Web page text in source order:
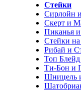
Стейки
Сирлойн
Скерт и
Пиканья
Стейки на
Рибай и
Топ
Ти-Бон и
Шницель